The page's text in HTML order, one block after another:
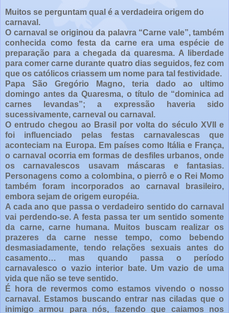
Muitos se perguntam qual é a verdadeira origem do
carnaval.
O carnaval se originou da palavra “Carne vale”, também
conhecida como festa da carne era uma espécie de
preparação para a chegada da quaresma. A liberdade
para comer carne durante quatro dias seguidos, fez com
que os católicos criassem um nome para tal festividade.
Papa São Gregório Magno, teria dado ao ultimo
domingo antes da Quaresma, o título de “dominica ad
carnes levandas”; a expressão haveria sido
sucessivamente, carneval ou carnaval.
O entrudo chegou ao Brasil por volta do século XVII e
foi influenciado pelas festas carnavalescas que
aconteciam na Europa. Em países como Itália e França,
o carnaval ocorria em formas de desfiles urbanos, onde
os carnavalescos usavam máscaras e fantasias.
Personagens como a colombina, o pierrô e o Rei Momo
também foram incorporados ao carnaval brasileiro,
embora sejam de origem européia.
A cada ano que passa o verdadeiro sentido do carnaval
vai perdendo-se. A festa passa ter um sentido somente
da carne, carne humana. Muitos buscam realizar os
prazeres da carne nesse tempo, como bebendo
desmasiadamente, tendo relações sexuais antes do
casamento… mas quando passa o período
carnavalesco o vazio interior bate. Um vazio de uma
vida que não se teve sentido.
É hora de revermos como estamos vivendo o nosso
carnaval. Estamos buscando entrar nas ciladas que o
inimigo armou para nós, fazendo que caiamos nos